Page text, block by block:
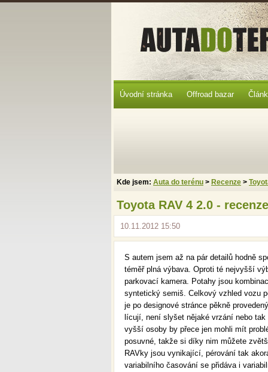
Toyota RAV 4 2.0 -
10.11.2012 15:50
S autem jsem až na pár detailů hodně
téměř plná výbava. Oproti té nejvyšší
parkovací kamera. Potahy jsou
syntetický semiš. Celkový vzhled vozu
je po designové stránce pěkně
lícují, není slyšet nějaké vrzání nebo
vyšší osoby by přece jen mohli mít
posuvné, takže si díky nim můžete
RAVky jsou vynikající, pérování tak
variabilního časování se přidáva i
Úvodní stránka Offroad bazar
Kde jsem: Auta do terénu > Recenze >